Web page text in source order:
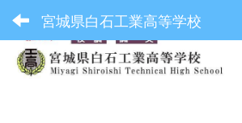
宮城県白石工業高等学校